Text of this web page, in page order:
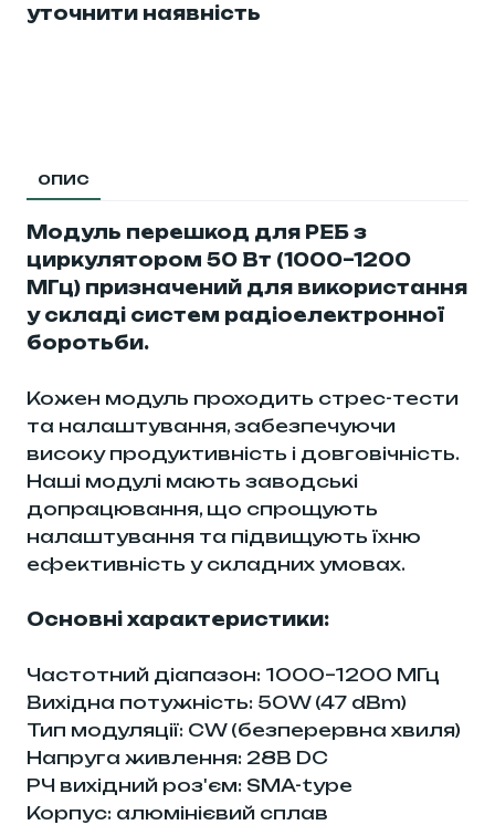
уточнити наявність
ОПИС
Модуль перешкод для РЕБ з
циркулятором 50 Вт (1000–1200
МГц) призначений для використання
у складі систем радіоелектронної
боротьби.
Кожен модуль проходить стрес-тести
та налаштування, забезпечуючи
високу продуктивність і довговічність.
Наші модулі мають заводські
допрацювання, що спрощують
налаштування та підвищують їхню
ефективність у складних умовах.
Основні характеристики:
Частотний діапазон: 1000–1200 МГц
Вихідна потужність: 50W (47 dBm)
Тип модуляції: CW (безперервна хвиля)
Напруга живлення: 28В DC
РЧ вихідний роз'єм: SMA-type
Корпус: алюмінієвий сплав